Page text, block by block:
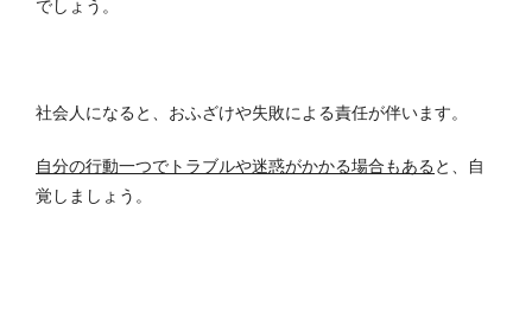
でしょう。
社会人になると、おふざけや失敗による責任が伴います。
自分の行動一つでトラブルや迷惑がかかる場合もある と、自
覚しましょう。